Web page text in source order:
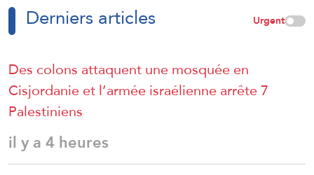
Derniers articles Urgent
Des colons attaquent une mosquée en
Cisjordanie et l’armée israélienne arrête 7
Palestiniens
il y a 4 heures